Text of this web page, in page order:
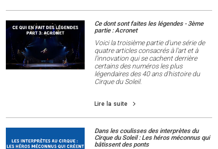
Ce dont sont faites les légendes - 3ème
partie : Acronet
Voici la troisième partie d'une série de
quatre articles consacrés à l'art et à
l'innovation qui se cachent derrière
certains des numéros les plus
légendaires des 40 ans d'histoire du
Cirque du Soleil.
Lire la suite
Dans les coulisses des interprètes du
Cirque du Soleil : Les héros méconnus qui
bâtissent des ponts